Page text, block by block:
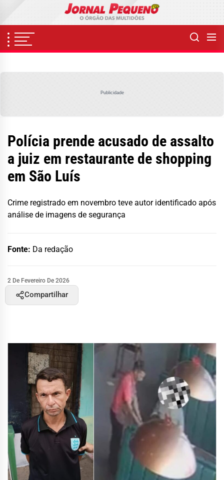
content
Publicidade
Polícia prende acusado de assalto
a juiz em restaurante de shopping
em São Luís
Crime registrado em novembro teve autor identificado após
análise de imagens de segurança
Fonte: Da redação
2 De Fevereiro De 2026
Compartilhar